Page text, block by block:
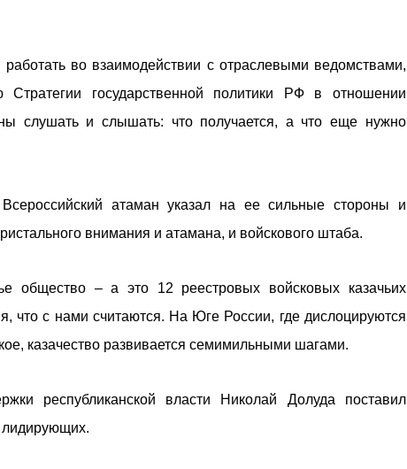
во взаимодействии с отраслевыми ведомствами,
Стратегии государственной политики РФ в отношении
слушать и слышать: что получается, а что еще нужно
атаман указал на ее сильные стороны и
внимания и атамана, и войскового штаба.
общество – а это 12 реестровых войсковых казачьих
что с нами считаются. На Юге России, где дислоцируются
казачество развивается семимильными шагами.
республиканской власти Николай Долуда поставил
лидирующих.